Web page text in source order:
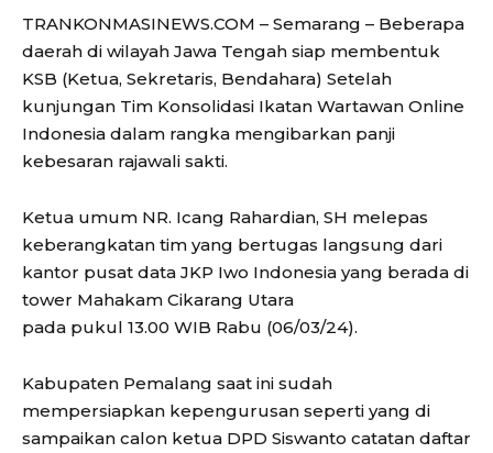
TRANKONMASINEWS.COM – Semarang – Beberapa
daerah di wilayah Jawa Tengah siap membentuk
KSB (Ketua, Sekretaris, Bendahara) Setelah
kunjungan Tim Konsolidasi Ikatan Wartawan Online
Indonesia dalam rangka mengibarkan panji
kebesaran rajawali sakti.
Ketua umum NR. Icang Rahardian, SH melepas
keberangkatan tim yang bertugas langsung dari
kantor pusat data JKP Iwo Indonesia yang berada di
tower Mahakam Cikarang Utara
pada pukul 13.00 WIB Rabu (06/03/24).
Kabupaten Pemalang saat ini sudah
mempersiapkan kepengurusan seperti yang di
sampaikan calon ketua DPD Siswanto catatan daftar